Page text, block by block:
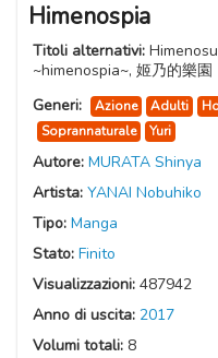
Himenospia
Titoli alternativi:
~himenospia~, 姬乃的樂園
Generi:
Azione Adulti
Soprannaturale
Yuri
Autore: MURATA Shinya
Artista: YANAI Nobuhiko
Tipo: Manga
Stato: Finito
Visualizzazioni: 487942
Anno di uscita: 2017
Volumi totali: 8